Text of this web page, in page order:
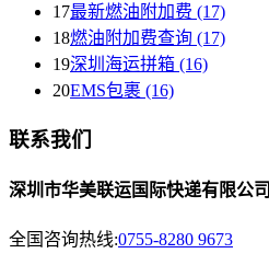
17最新燃油附加费 (17)
18燃油附加费查询 (17)
19深圳海运拼箱 (16)
20EMS包裹 (16)
联系我们
深圳市华美联运国际快递有限公司
全国咨询热线:0755-8280 9673